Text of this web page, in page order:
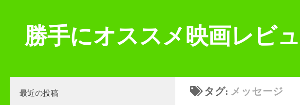
勝手にオススメ映画レビ
タグ: メッセージ
最近の投稿